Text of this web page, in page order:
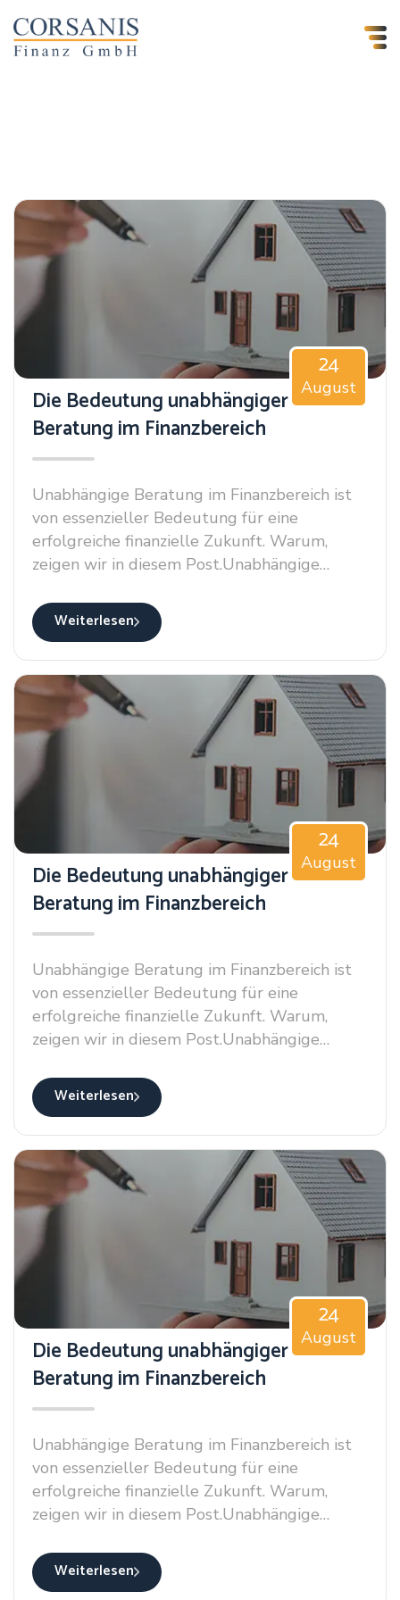
24
August
Die Bedeutung unabhängiger
Beratung im Finanzbereich
Unabhängige Beratung im Finanzbereich ist
von essenzieller Bedeutung für eine
erfolgreiche finanzielle Zukunft. Warum,
zeigen wir in diesem Post.Unabhängige
essenzieller Bedeutung für eine erfolgreiche
finanzielle Zukunft. Warum, zeigen wir in
diesem Post.Unabhängige Beratung im
Finanzbereich ist von essenzieller Bedeutung
für eine erfolgreiche finanzielle Zukunft.
Warum, zeigen wir in diesem
Post.Unabhängige Beratung im Finanzbereich
ist von essenzieller Bedeutung für eine
erfolgreiche finanzielle Zukunft. Warum,
zeigen wir in diesem Post.Unabhängige
Beratung im Finanzbereich ist von
essenzieller Bedeutung für eine erfolgreiche
finanzielle Zukunft. Warum, zeigen wir in
diesem Post.
Weiterlesen
24
August
Die Bedeutung unabhängiger
Beratung im Finanzbereich
Unabhängige Beratung im Finanzbereich ist
von essenzieller Bedeutung für eine
erfolgreiche finanzielle Zukunft. Warum,
zeigen wir in diesem Post.Unabhängige
essenzieller Bedeutung für eine erfolgreiche
finanzielle Zukunft. Warum, zeigen wir in
diesem Post.Unabhängige Beratung im
Finanzbereich ist von essenzieller Bedeutung
für eine erfolgreiche finanzielle Zukunft.
Warum, zeigen wir in diesem
Post.Unabhängige Beratung im Finanzbereich
ist von essenzieller Bedeutung für eine
erfolgreiche finanzielle Zukunft. Warum,
zeigen wir in diesem Post.Unabhängige
Beratung im Finanzbereich ist von
essenzieller Bedeutung für eine erfolgreiche
finanzielle Zukunft. Warum, zeigen wir in
diesem Post.
Weiterlesen
24
August
Die Bedeutung unabhängiger
Beratung im Finanzbereich
Unabhängige Beratung im Finanzbereich ist
von essenzieller Bedeutung für eine
erfolgreiche finanzielle Zukunft. Warum,
zeigen wir in diesem Post.Unabhängige
essenzieller Bedeutung für eine erfolgreiche
finanzielle Zukunft. Warum, zeigen wir in
Weiterlesen